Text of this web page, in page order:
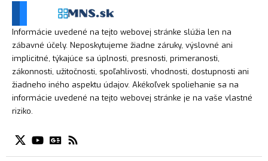
Informácie uvedené na tejto webovej stránke slúžia len na
zábavné účely. Neposkytujeme žiadne záruky, výslovné ani
implicitné, týkajúce sa úplnosti, presnosti, primeranosti,
zákonnosti, užitočnosti, spoľahlivosti, vhodnosti, dostupnosti ani
žiadneho iného aspektu údajov. Akékoľvek spoliehanie sa na
informácie uvedené na tejto webovej stránke je na vaše vlastné
riziko.